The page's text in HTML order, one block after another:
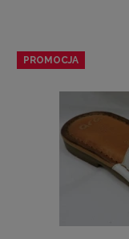
PROMOCJA